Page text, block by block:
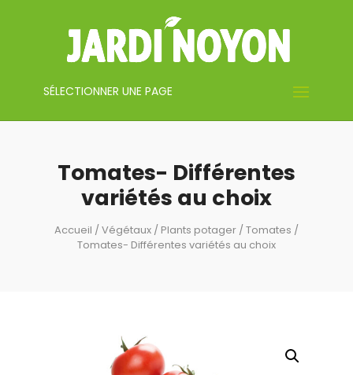
SÉLECTIONNER UNE PAGE
Tomates- Différentes
variétés au choix
Accueil /Végétaux/ Plants potager/Tomates /
Tomates- Différentes variétés au choix